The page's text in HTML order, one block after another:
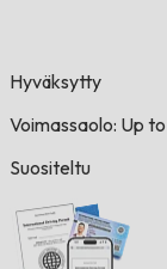
Hyväksytty
Voimassaolo: Up
Suositeltu